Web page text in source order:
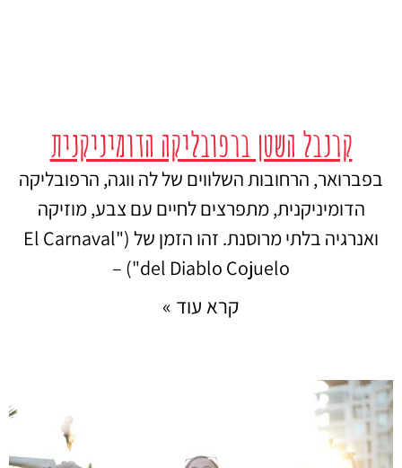
קרנבל השטן ברפובליקה הדומיניקנית
בפברואר, הרחובות השלווים של לה ווגה, הרפובליקה
הדומיניקנית, מתפרצים לחיים עם צבע, מוזיקה
ואנרגיה בלתי מרוסנת. זהו הזמן של ("El Carnaval
del Diablo Cojuelo") –
קרא עוד »